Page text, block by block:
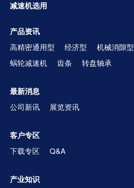
减速机选用
产品资讯
高精密通用型 经济型 机械消隙型
蜗轮减速机
齿条 转盘轴承
最新消息
公司新讯 展览资讯
客户专区
下载专区 Q&A
产业知识